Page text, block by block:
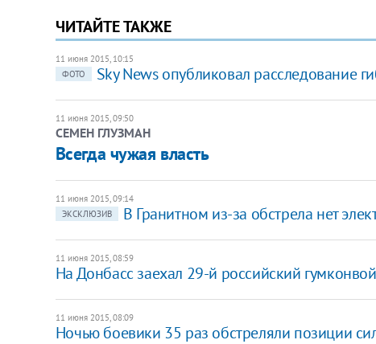
ЧИТАЙТЕ ТАКЖЕ
11 июня 2015, 10:15
ФОТО
Sky News опубликовал расследование
11 июня 2015, 09:50
СЕМЕН ГЛУЗМАН
Всегда чужая власть
11 июня 2015, 09:14
ЭКСКЛЮЗИВ
В Гранитном из-за обстрела нет
11 июня 2015, 08:59
На Донбасс заехал 29-й российский гумконвой
11 июня 2015, 08:09
Ночью боевики 35 раз обстреляли позиции